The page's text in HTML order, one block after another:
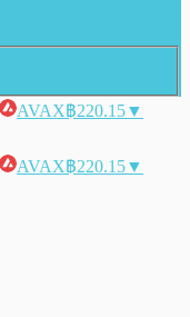
AVAX฿220.15▼
AVAX฿220.15▼